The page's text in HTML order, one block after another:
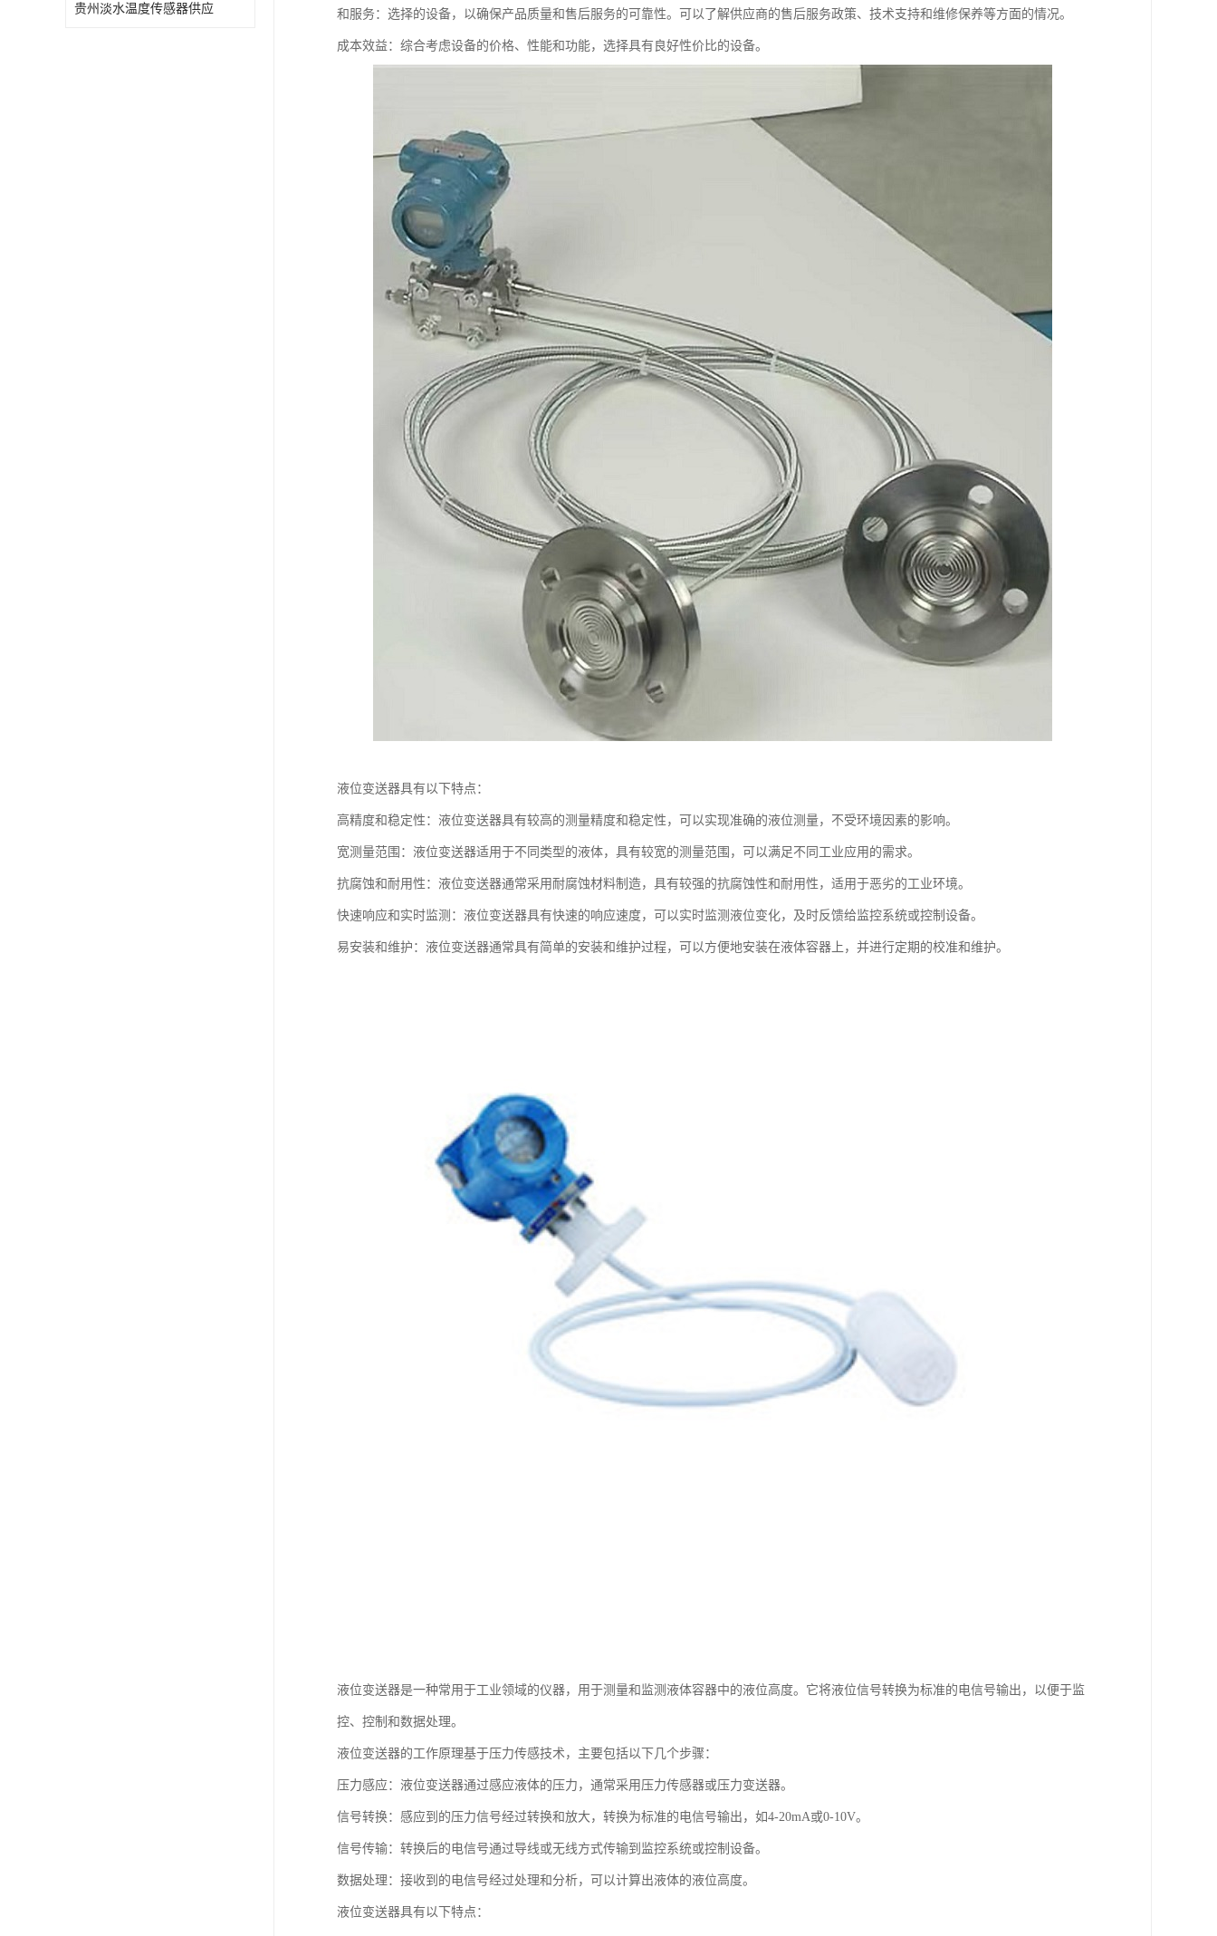
贵州淡水温度传感器供应 和服务：选择的设备，以确保产品质量和售后服务的可靠性。可以了解供应商的售后服务政策、技术支持和维修保养等方面的情况。
成本效益：综合考虑设备的价格、性能和功能，选择具有良好性价比的设备。
液位变送器具有以下特点：
高精度和稳定性：液位变送器具有较高的测量精度和稳定性，可以实现准确的液位测量，不受环境因素的影响。
宽测量范围：液位变送器适用于不同类型的液体，具有较宽的测量范围，可以满足不同工业应用的需求。
抗腐蚀和耐用性：液位变送器通常采用耐腐蚀材料制造，具有较强的抗腐蚀性和耐用性，适用于恶劣的工业环境。
快速响应和实时监测：液位变送器具有快速的响应速度，可以实时监测液位变化，及时反馈给监控系统或控制设备。
易安装和维护：液位变送器通常具有简单的安装和维护过程，可以方便地安装在液体容器上，并进行定期的校准和维护。
液位变送器是一种常用于工业领域的仪器，用于测量和监测液体容器中的液位高度。它将液位信号转换为标准的电信号输出，以便于监
控、控制和数据处理。
液位变送器的工作原理基于压力传感技术，主要包括以下几个步骤：
压力感应：液位变送器通过感应液体的压力，通常采用压力传感器或压力变送器。
信号转换：感应到的压力信号经过转换和放大，转换为标准的电信号输出，如4-20mA或0-10V。
信号传输：转换后的电信号通过导线或无线方式传输到监控系统或控制设备。
数据处理：接收到的电信号经过处理和分析，可以计算出液体的液位高度。
液位变送器具有以下特点：